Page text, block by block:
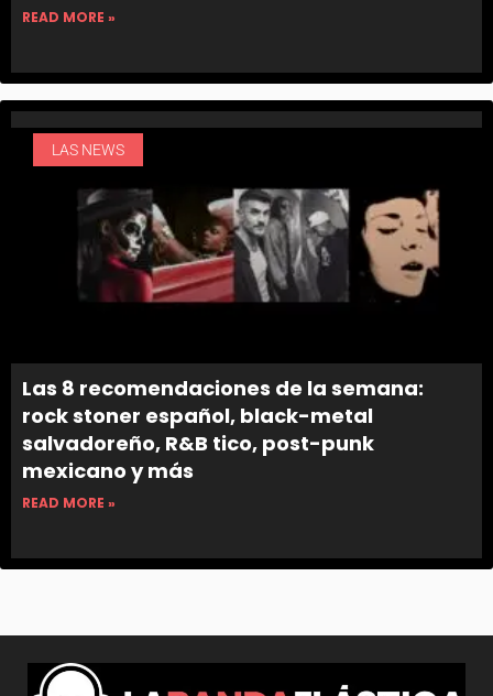
READ MORE »
LAS NEWS
Las 8 recomendaciones de la semana:
rock stoner español, black-metal
salvadoreño, R&B tico, post-punk
mexicano y más
READ MORE »